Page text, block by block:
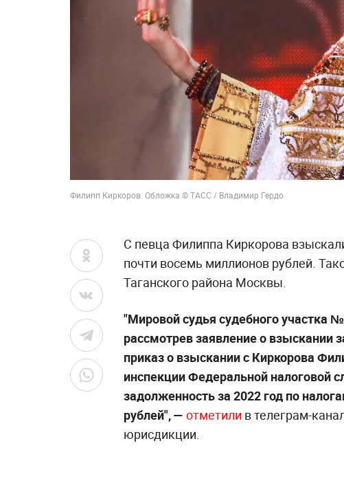
Филипп Киркоров. Обложка © ТАСС / Владимир Гердо
С певца Филиппа Киркорова
почти восемь миллионов рублей.
Таганского района Москвы.
"Мировой судья судебного участка
рассмотрев заявление о взыскании
приказ о взыскании с Киркорова
инспекции Федеральной
задолженность за 2022 год по
рублей", — отметили в телеграм-
юрисдикции.